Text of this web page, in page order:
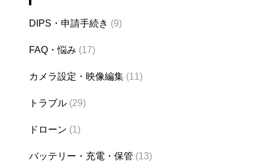
DIPS・申請手続き (9)
FAQ・悩み (17)
カメラ設定・映像編集 (11)
トラブル (29)
ドローン (1)
バッテリー・充電・保管 (13)